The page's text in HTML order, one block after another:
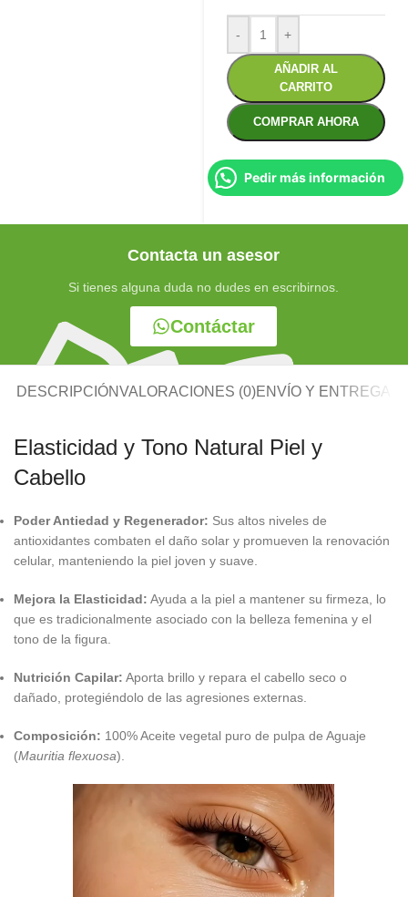
- +
AÑADIR AL
CARRITO
COMPRAR AHORA
Pedir más información
Contáctar
Contacta un asesor
Si tienes alguna duda no dudes en escribirnos.
DESCRIPCIÓNVALORACIONES (0)ENVÍO Y ENTREGA
Elasticidad y Tono Natural Piel y
Cabello
Poder Antiedad y Regenerador: Sus altos niveles de
antioxidantes combaten el daño solar y promueven la renovación
celular, manteniendo la piel joven y suave.
Mejora la Elasticidad: Ayuda a la piel a mantener su firmeza, lo
que es tradicionalmente asociado con la belleza femenina y el
tono de la figura.
Nutrición Capilar: Aporta brillo y repara el cabello seco o
dañado, protegiéndolo de las agresiones externas.
Composición: 100% Aceite vegetal puro de pulpa de Aguaje
(Mauritia flexuosa).